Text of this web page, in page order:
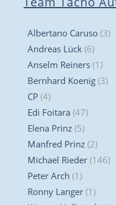
Albertano Caruso (3)
Andreas Lück (6)
Anselm Reiners (1)
Bernhard Koenig (3)
CP (4)
Edi Foitara (47)
Elena Prinz (5)
Manfred Prinz (2)
Michael Rieder (146)
Peter Arch (1)
Ronny Langer (1)